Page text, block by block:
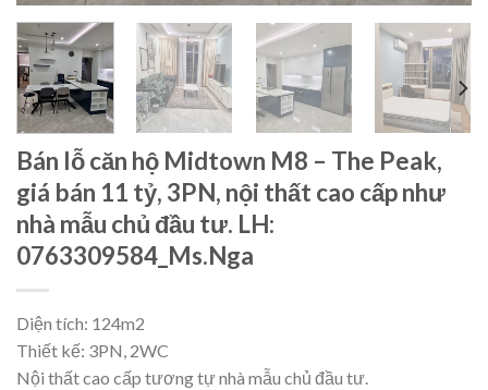
Bán lỗ căn hộ Midtown M8 – The Peak,
giá bán 11 tỷ, 3PN, nội thất cao cấp như
nhà mẫu chủ đầu tư. LH:
0763309584_Ms.Nga
Diện tích: 124m2
Thiết kế: 3PN, 2WC
Nội thất cao cấp tương tự nhà mẫu chủ đầu tư.